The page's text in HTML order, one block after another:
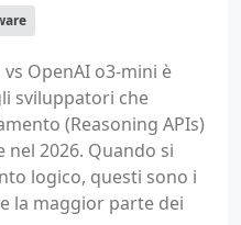
vs OpenAI o3-mini è
sviluppatori che
(Reasoning APIs)
2026. Quando si
logico, questi sono i
la maggior parte dei